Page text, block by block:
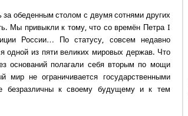
обеденным столом с двумя сотнями других
Мы привыкли к тому, что со времён Петра I
России… По статусу, совсем недавно
из пяти великих мировых держав. Что
оснований полагали себя вторым по мощи
не ограничивается государственными
безразличны к своему будущему и к тем